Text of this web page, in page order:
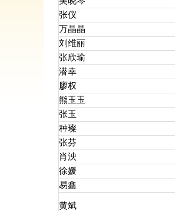
张仪
万晶晶
刘维丽
张欣瑜
潜幸
廖权
熊玉玉
张玉
种璨
张芬
肖泱
徐媛
易鑫
黄斌